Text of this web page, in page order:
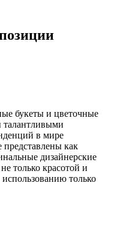
букеты и цветочные
талантливыми
в мире
как
дизайнерские
только красотой и
только